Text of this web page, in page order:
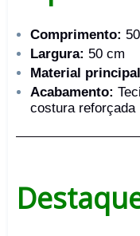
Comprimento:
Largura: 50 cm
Material
Acabamento:
costura reforçada